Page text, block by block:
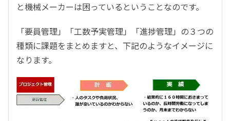
と機械メーカーは困っているということなのです。
「要員管理」「工数予実管理」「進捗管理」の３つの
種類に課題をまとめますと、下記のようなイメージに
なります。